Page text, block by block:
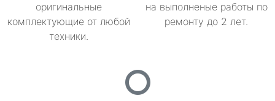
оригинальные
комплектующие от любой
техники.
на выполненые работы по
ремонту до 2 лет.